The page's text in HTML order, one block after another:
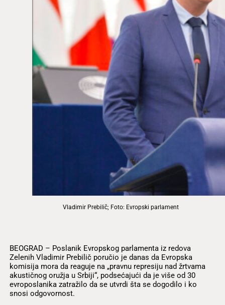
Vladimir Prebilič; Foto: Evropski parlament
BEOGRAD – Poslanik Evropskog parlamenta iz redova
Zelenih Vladimir Prebilič poručio je danas da Evropska
komisija mora da reaguje na „pravnu represiju nad žrtvama
akustičnog oružja u Srbiji“, podsećajući da je više od 30
evroposlanika zatražilo da se utvrdi šta se dogodilo i ko
snosi odgovornost.